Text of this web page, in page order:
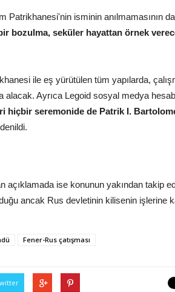
isminin anılmamasının da
bozulma, seküler hayattan örnek
ile eş yürütülen tüm yapılarda,
Ayrıca Legoid sosyal medya
hiçbir seremonide de Patrik I.
açıklamada ise konunun yakından takip
ancak Rus devletinin kilisenin işlerine
Fener-Rus çatışması